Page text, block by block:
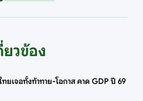
ยวข้อง
ทยเจอทั้งท้าทาย-โอกาส คาด GDP ปี 69